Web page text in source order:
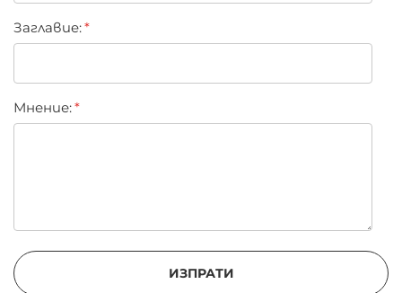
Заглавиe:
Мнение:
ИЗПРАТИ